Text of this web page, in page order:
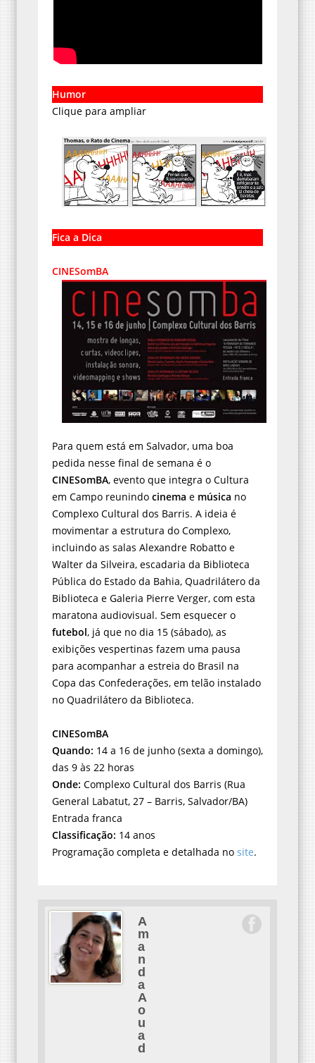
Humor
Clique para ampliar
Fica a Dica
CINESomBA
Para quem está em Salvador, uma boa
pedida nesse final de semana é o
CINESomBA, evento que integra o Cultura
em Campo reunindo cinema e música no
Complexo Cultural dos Barris. A ideia é
movimentar a estrutura do Complexo,
incluindo as salas Alexandre Robatto e
Walter da Silveira, escadaria da Biblioteca
Pública do Estado da Bahia, Quadrilátero da
Biblioteca e Galeria Pierre Verger, com esta
maratona audiovisual. Sem esquecer o
futebol, já que no dia 15 (sábado), as
exibições vespertinas fazem uma pausa
para acompanhar a estreia do Brasil na
Copa das Confederações, em telão instalado
no Quadrilátero da Biblioteca.
CINESomBA
Quando: 14 a 16 de junho (sexta a domingo),
das 9 às 22 horas
Onde: Complexo Cultural dos Barris (Rua
General Labatut, 27 – Barris, Salvador/BA)
Entrada franca
Classificação: 14 anos
Programação completa e detalhada no site.
A
m
a
n
d
a
A
o
u
a
d